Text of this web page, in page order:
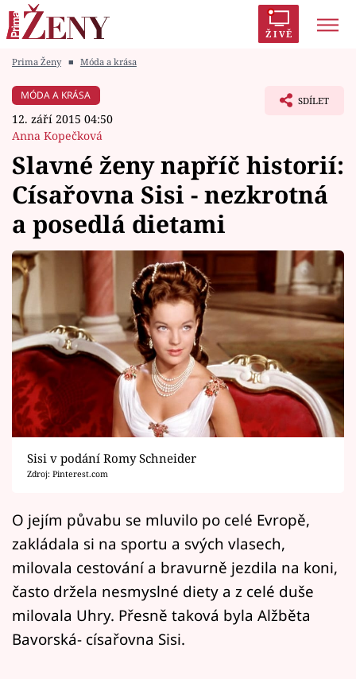
ŽIVĚ
Módní alarm
Témata
Celebrity
Vztahy
Seriály
Horoskopy
Sledujte prima+
Filmový festival Karlovy Vary
Pořady
Mámy sobě
Přihlášení
Sledujte nás
Prima Ženy ■ Móda a krása
MÓDA A KRÁSA
12. září 2015 04:50
Anna Kopečková
SDÍLET
Slavné ženy napříč historií:
Císařovna Sisi - nezkrotná
a posedlá dietami
Sisi v podání Romy Schneider
Zdroj: Pinterest.com
O jejím půvabu se mluvilo po celé Evropě,
zakládala si na sportu a svých vlasech,
milovala cestování a bravurně jezdila na koni,
často držela nesmyslné diety a z celé duše
milovala Uhry. Přesně taková byla Alžběta
Bavorská- císařovna Sisi.